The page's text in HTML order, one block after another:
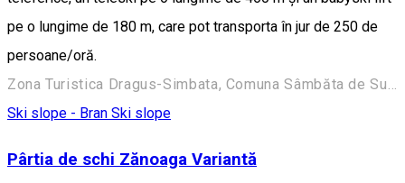
pe o lungime de 180 m, care pot transporta în jur de 250 de
persoane/oră.
Zona Turistica Dragus-Simbata, Comuna Sâmbăta de Sus 507251, Romania
Ski slope - Bran Ski slope
Pârtia de schi Zănoaga Variantă